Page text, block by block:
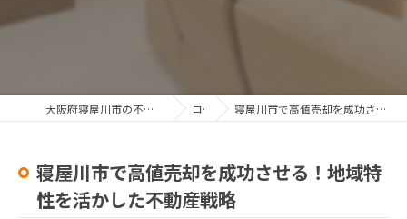
大阪府寝屋川市の不動産売却なら株式会社愛和建設 コラム 寝屋川市で高値売却を成功させる！地域特性を活かした不動産戦略
寝屋川市で高値売却を成功させる！地域特
性を活かした不動産戦略